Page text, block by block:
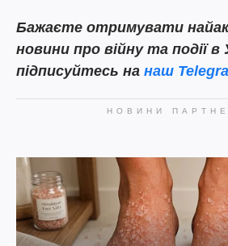
Бажаєте отримувати
новини про війну та події в
підписуйтесь на наш